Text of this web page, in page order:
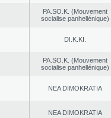
PA.SO.K. (Mouvement
socialise panhellénique)
DI.K.KI.
PA.SO.K. (Mouvement
socialise panhellénique)
NEA DΙMOKRATIA
NEA DΙMOKRATIA